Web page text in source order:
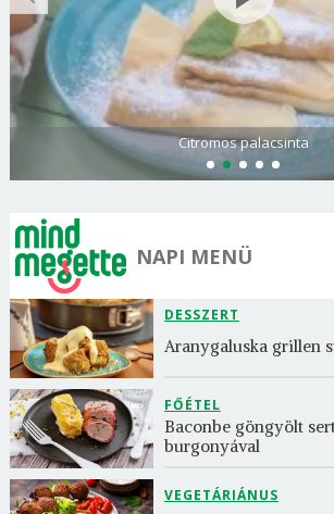
Citromos palacsinta
NAPI MENÜ
DESSZERT
Aranygaluska grillen
FŐÉTEL
Baconbe göngyölt
burgonyával
VEGETÁRIÁNUS